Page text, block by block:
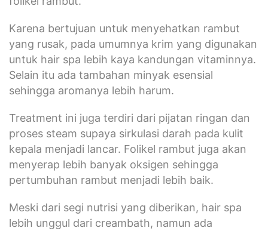
Karena bertujuan untuk menyehatkan rambut
yang rusak, pada umumnya krim yang digunakan
untuk hair spa lebih kaya kandungan vitaminnya.
Selain itu ada tambahan minyak esensial
sehingga aromanya lebih harum.
Treatment ini juga terdiri dari pijatan ringan dan
proses steam supaya sirkulasi darah pada kulit
kepala menjadi lancar. Folikel rambut juga akan
menyerap lebih banyak oksigen sehingga
pertumbuhan rambut menjadi lebih baik.
Meski dari segi nutrisi yang diberikan, hair spa
lebih unggul dari creambath, namun ada